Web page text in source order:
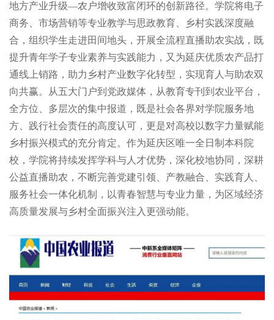
地方产业升级—农户增收致富闭环的创新路径。学院将电子
商务、市场营销等专业教学与思政教育、乡村实践深度融
合，组织学生走进田间地头，开展全流程直播助农实战，既
提升青年学子专业素养与实践能力，又为延庆优质农产品打
通线上销路，助力乡村产业数字化转型，实现育人与助农双
向共赢。从五大门户到党政媒体，从教育专刊到农业平台，
全方位、多层次的集中报道，既是社会各界对学院服务地
方、践行社会责任的高度认可，更是对高校以数字力量赋能
乡村振兴模式的充分肯定。作为延庆区唯一全日制本科院
校，学院将持续发挥学科与人才优势，深化校地协同，深耕
公益直播助农，不断完善党建引领、产教融合、实践育人、
服务社会一体化机制，以青春智慧与专业力量，为区域经济
高质量发展与乡村全面振兴注入更强动能。